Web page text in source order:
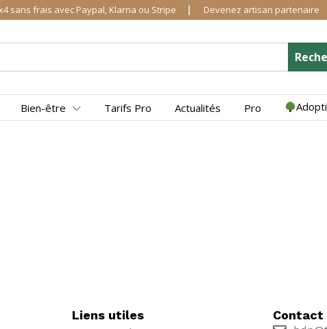
sans frais avec Paypal, Klarna ou Stripe Devenez artisan partenaire
Bien-être Tarifs Pro Actualités Pro
Liens utiles Contact